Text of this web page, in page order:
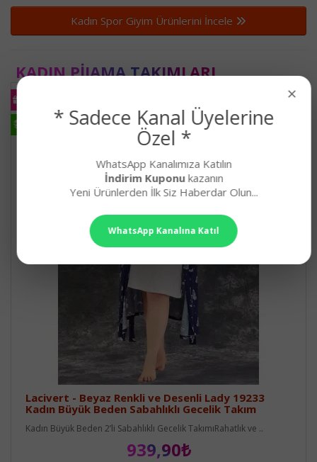
Kadın Spor Giyim Ürünlerini İncele
KADIN PIJAMA TAKIMLARI
Lacivert - Beyaz Renkli ve Desenli Lady 19233
Kadın Büyük Beden Sabahlıklı Gecelik Takım
Kadın Büyük Beden 2’li Sabahlıklı Gecelik TakımıRahatlık ve ..
939,90₺
×
* Sadece Kanal Üyelerine
Özel *
WhatsApp Kanalımıza Katılın
İndirim Kuponukazanın
Yeni Ürünlerden İlk Siz Haberdar Olun...
WhatsApp Kanalına Katıl